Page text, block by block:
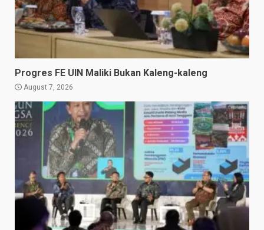
Progres FE UIN Maliki Bukan Kaleng-kaleng
August 7, 2026